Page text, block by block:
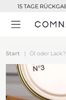
15 TAGE
Start Öl oder